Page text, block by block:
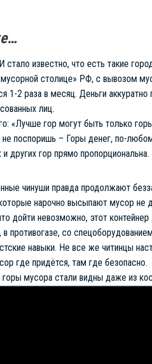
известно, что есть такие
столице» РФ, с вывозом
1-2 раза в месяц. Деньги
лиц.
«Лучше гор могут быть только
поспоришь – Горы денег, по-
других гор прямо пропорциональна.
чинуши правда продолжают
нарочно высыпают мусор не
дойти невозможно, этот контейнер
в противогазе, со
навыки. Не все же читинцы
где придётся, там где безопасно.
горы мусора стали видны даже из